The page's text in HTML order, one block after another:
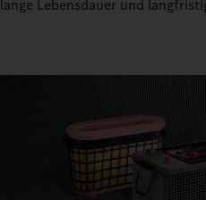
lange Lebensdauer und